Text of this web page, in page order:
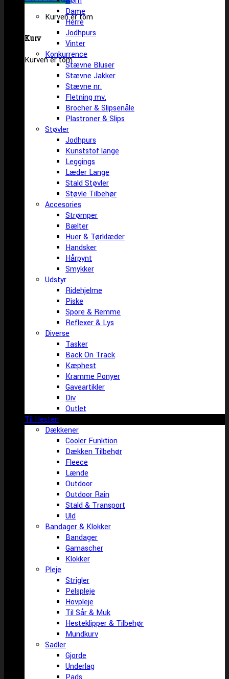
Kurven er tom
Kurv
Kurven er tom
Dame
Herre
Jodhpurs
Vinter
Konkurrence
Stævne Bluser
Stævne Jakker
Stævne nr.
Fletning mv.
Brocher & Slipsenåle
Plastroner & Slips
Støvler
Jodhpurs
Kunststof lange
Leggings
Læder Lange
Stald Støvler
Støvle Tilbehør
Accesories
Strømper
Bælter
Huer & Tørklæder
Handsker
Hårpynt
Smykker
Udstyr
Ridehjelme
Piske
Spore & Remme
Reflexer & Lys
Diverse
Tasker
Back On Track
Kæphest
Kramme Ponyer
Gaveartikler
Div
Outlet
Til Hesten
Dækkener
Cooler Funktion
Dækken Tilbehør
Fleece
Lænde
Outdoor
Outdoor Rain
Stald & Transport
Uld
Bandager & Klokker
Bandager
Gamascher
Klokker
Pleje
Strigler
Pelspleje
Hovpleje
Til Sår & Muk
Hesteklipper & Tilbehør
Mundkurv
Sadler
Gjorde
Underlag